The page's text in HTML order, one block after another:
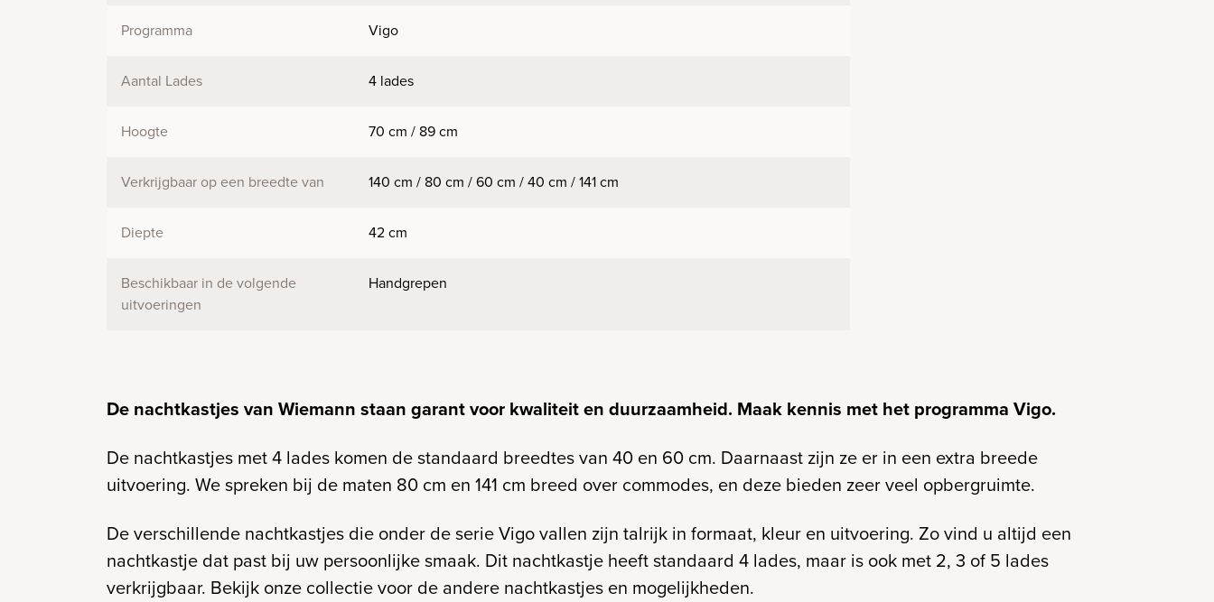
Programma Vigo
Aantal Lades 4 lades
Hoogte 70 cm / 89 cm
Verkrijgbaar op een breedte van 140 cm / 80 cm / 60 cm / 40 cm / 141 cm
Diepte 42 cm
Beschikbaar in de volgende
uitvoeringen
Handgrepen
De nachtkastjes van Wiemann staan garant voor kwaliteit en duurzaamheid. Maak kennis met het programma Vigo.
De nachtkastjes met 4 lades komen de standaard breedtes van 40 en 60 cm. Daarnaast zijn ze er in een extra breede
uitvoering. We spreken bij de maten 80 cm en 141 cm breed over commodes, en deze bieden zeer veel opbergruimte.
De verschillende nachtkastjes die onder de serie Vigo vallen zijn talrijk in formaat, kleur en uitvoering. Zo vind u altijd een
nachtkastje dat past bij uw persoonlijke smaak. Dit nachtkastje heeft standaard 4 lades, maar is ook met 2, 3 of 5 lades
verkrijgbaar. Bekijk onze collectie voor de andere nachtkastjes en mogelijkheden.